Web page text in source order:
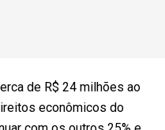
de R$ 24 milhões ao
econômicos do